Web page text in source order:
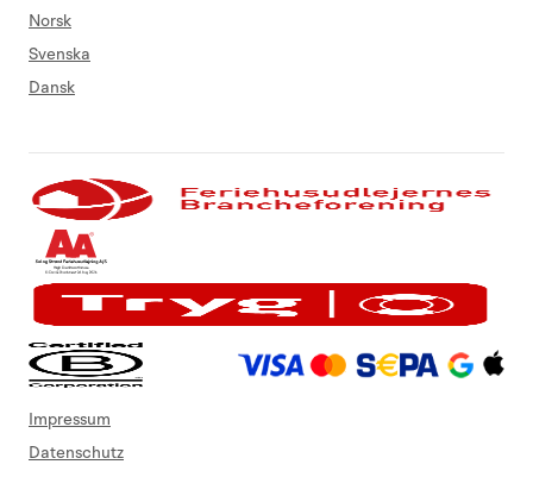
Norsk
Svenska
Dansk
Impressum
Datenschutz